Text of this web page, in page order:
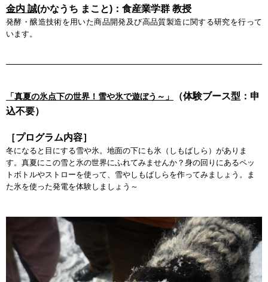
金内 誠(かなうち まこと)：食産業学群 教授
発酵・醸造技術を用いた商品開発及び高品質製造に関する研究を行って
います。
「真夏の氷点下の世界！雪や氷で遊ぼう～」
（体験ブース型：申
込不要）
［プログラム内容］
冬になると目にする雪や氷。地面の下にも氷（しもばしら）がありま
す。真夏にこの雪と氷の世界にふれてみませんか？身の回りにあるペッ
トボトルやストローを使って、雪やしもばしらを作ってみましょう。ま
た氷を使った発電を体験しましょう～